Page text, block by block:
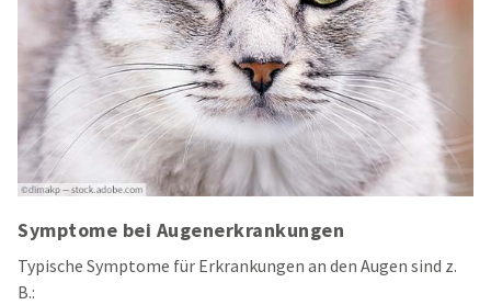
Symptome bei Augenerkrankungen
Typische Symptome für Erkrankungen an den Augen sind z.
B.: